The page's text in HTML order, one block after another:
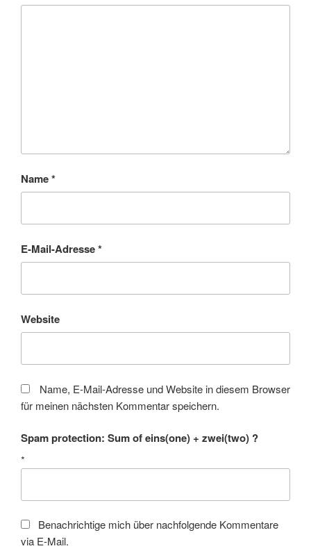
Name*
E-Mail-Adresse*
Website
Name, E-Mail-Adresse und Website in diesem Browser
für meinen nächsten Kommentar speichern.
Spam protection: Sum of eins(one) + zwei(two) ?
*
Benachrichtige mich über nachfolgende Kommentare
via E-Mail.